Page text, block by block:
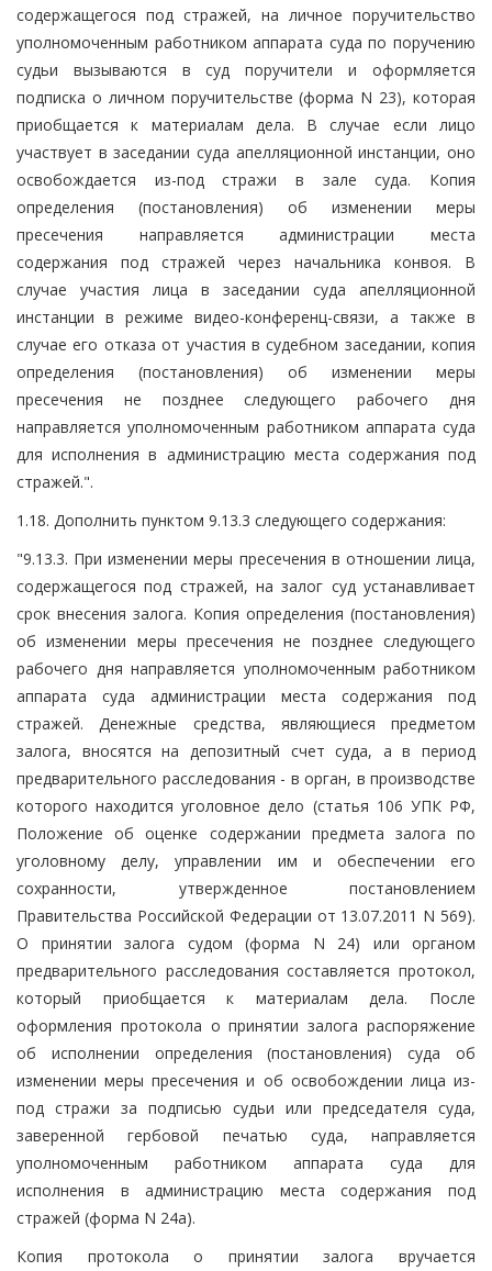
содержащегося под стражей, на личное поручительство
уполномоченным работником аппарата суда по поручению
судьи вызываются в суд поручители и оформляется
подписка о личном поручительстве (форма N 23), которая
приобщается к материалам дела. В случае если лицо
участвует в заседании суда апелляционной инстанции, оно
освобождается из-под стражи в зале суда. Копия
определения (постановления) об изменении меры
пресечения направляется администрации места
содержания под стражей через начальника конвоя. В
случае участия лица в заседании суда апелляционной
инстанции в режиме видео-конференц-связи, а также в
случае его отказа от участия в судебном заседании, копия
определения (постановления) об изменении меры
пресечения не позднее следующего рабочего дня
направляется уполномоченным работником аппарата суда
для исполнения в администрацию места содержания под
стражей.".
1.18. Дополнить пунктом 9.13.3 следующего содержания:
"9.13.3. При изменении меры пресечения в отношении лица,
содержащегося под стражей, на залог суд устанавливает
срок внесения залога. Копия определения (постановления)
об изменении меры пресечения не позднее следующего
рабочего дня направляется уполномоченным работником
аппарата суда администрации места содержания под
стражей. Денежные средства, являющиеся предметом
залога, вносятся на депозитный счет суда, а в период
предварительного расследования - в орган, в производстве
которого находится уголовное дело (статья 106 УПК РФ,
Положение об оценке содержании предмета залога по
уголовному делу, управлении им и обеспечении его
сохранности, утвержденное постановлением
Правительства Российской Федерации от 13.07.2011 N 569).
О принятии залога судом (форма N 24) или органом
предварительного расследования составляется протокол,
который приобщается к материалам дела. После
оформления протокола о принятии залога распоряжение
об исполнении определения (постановления) суда об
изменении меры пресечения и об освобождении лица из-
под стражи за подписью судьи или председателя суда,
заверенной гербовой печатью суда, направляется
уполномоченным работником аппарата суда для
исполнения в администрацию места содержания под
стражей (форма N 24а).
Копия протокола о принятии залога вручается